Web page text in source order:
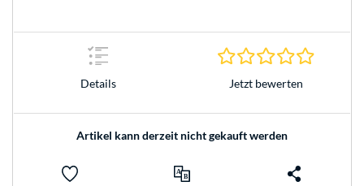
Details Jetzt bewerten
Artikel kann derzeit nicht gekauft werden